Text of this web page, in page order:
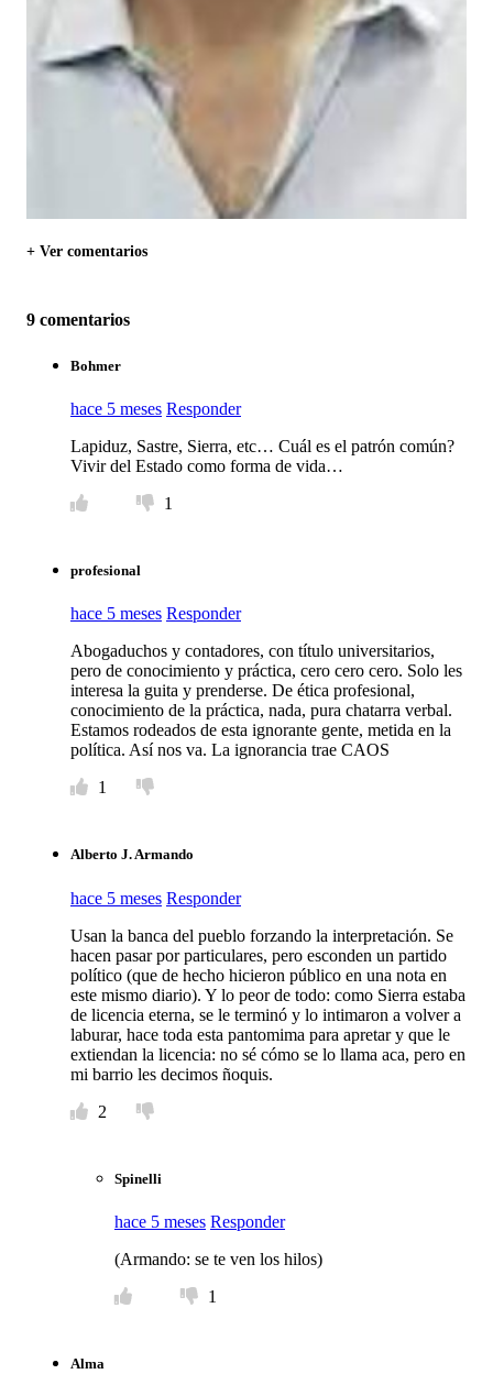
+ Ver comentarios
9 comentarios
Bohmer
hace 5 meses Responder
Lapiduz, Sastre, Sierra, etc… Cuál es el patrón común?
Vivir del Estado como forma de vida…
1
profesional
hace 5 meses Responder
Abogaduchos y contadores, con título universitarios,
pero de conocimiento y práctica, cero cero cero. Solo les
interesa la guita y prenderse. De ética profesional,
conocimiento de la práctica, nada, pura chatarra verbal.
Estamos rodeados de esta ignorante gente, metida en la
política. Así nos va. La ignorancia trae CAOS
1
Alberto J. Armando
hace 5 meses Responder
Usan la banca del pueblo forzando la interpretación. Se
hacen pasar por particulares, pero esconden un partido
político (que de hecho hicieron público en una nota en
este mismo diario). Y lo peor de todo: como Sierra estaba
de licencia eterna, se le terminó y lo intimaron a volver a
laburar, hace toda esta pantomima para apretar y que le
extiendan la licencia: no sé cómo se lo llama aca, pero en
mi barrio les decimos ñoquis.
2
Spinelli
hace 5 meses Responder
(Armando: se te ven los hilos)
1
Alma